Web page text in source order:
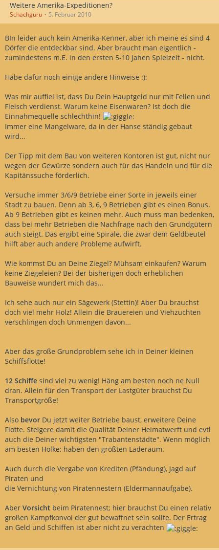
Weitere Amerika-Expeditionen?
Schachguru 5. Februar 2010
BIn leider auch kein Amerika-Kenner, aber ich meine es sind 4
Dörfer die entdeckbar sind. Aber braucht man eigentlich -
zumindestens m.E. in den ersten 5-10 Jahen Spielzeit - nicht.
Habe dafür noch einige andere Hinweise :):
Was mir auffiel ist, dass Du Dein Hauptgeld nur mit Fellen und
Fleisch verdienst. Warum keine Eisenwaren? Ist doch die
Einnahmequelle schlechthin!
Immer eine Mangelware, da in der Hanse ständig gebaut
wird...
Der Tipp mit dem Bau von weiteren Kontoren ist gut, nicht nur
wegen der Gewürze sondern auch für das Handeln und für die
Kapitänssuche förderlich.
Versuche immer 3/6/9 Betriebe einer Sorte in jeweils einer
Stadt zu bauen. Denn ab 3, 6, 9 Betrieben gibt es einen Bonus.
Ab 9 Betrieben gibt es keinen mehr. Auch muss man bedenken,
dass bei mehr Betrieben die Nachfrage nach den Grundgütern
auch steigt. Das ergibt eine Spirale, die zwar dem Geldbeutel
hilft aber auch andere Probleme aufwirft.
Wie kommst Du an Deine Ziegel? Mühsam einkaufen? Warum
keine Ziegeleien? Bei der bisherigen doch erheblichen
Bauweise wundert mich das...
Ich sehe auch nur ein Sägewerk (Stettin)! Aber Du brauchst
doch viel mehr Holz! Allein die Brauereien und Viehzuchten
verschlingen doch Unmengen davon...
Aber das große Grundproblem sehe ich in Deiner kleinen
Schiffsflotte!
12 Schiffe sind viel zu wenig! Häng am besten noch ne Null
dran. Allein für den Transport der Lastgüter brauchst Du
Transportgröße!
Also bevor Du jetzt weiter Betriebe baust, erweitere Deine
Flotte. Steigere damit die Qualität Deiner Heimatwerft und evtl
auch die Deiner wichtigsten "Trabantenstädte". Wenn möglich
am besten Holke; haben den größten Laderaum.
Auch durch die Vergabe von Krediten (Pfändung), Jagd auf
Piraten und
die Vernichtung von Piratennestern (Eldermannaufgabe).
Aber Vorsicht beim Piratennest; hier brauchst Du einen relativ
großen Kampfkonvoi der gut bewaffnet sein sollte. Der Ertrag
an Geld und Schiffen ist aber nicht zu verachten